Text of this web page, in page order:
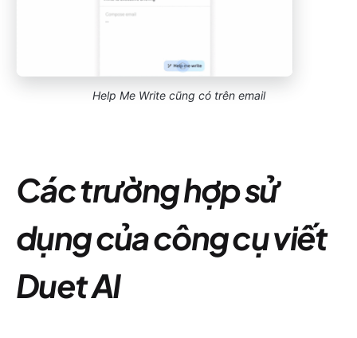
Help Me Write cũng có trên email
Các trường hợp sử
dụng của công cụ viết
Duet AI